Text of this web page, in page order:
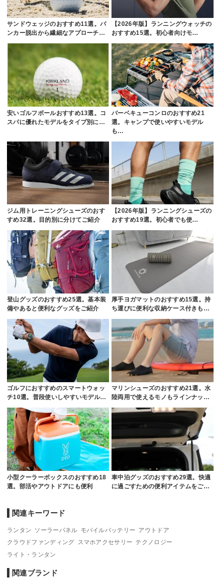
サンドウェッジのおすすめ11選。バ
ンカー脱出から繊細なアプローチ…
【2026年版】ランニングウォッチの
おすすめ15選。初心者向けモ…
安いゴルフボールおすすめ13選。コ
スパに優れたモデルをタイプ別に…
バーベキューコンロのおすすめ21
選。キャンプで使いやすいモデル
も…
ジム用トレーニングシューズのおす
すめ32選。目的別に分けてご紹介
【2026年版】ランニングシューズの
おすすめ19選。初心者でも使…
登山グッズのおすすめ25選。基本装
備やあると便利なグッズをご紹介
厚手ヨガマットのおすすめ15選。持
ち運びに便利な収納ケース付きも…
ゴルフにおすすめのスマートウォッ
チ10選。普段使いしやすいモデル…
マリンシューズのおすすめ21選。水
陸両用で使えるモノもラインナッ…
小型クーラーボックスのおすすめ18
選。部活やアウトドアにも便利
車中泊グッズのおすすめ29選。快適
に過ごすための便利アイテムをご…
関連キーワード
ランタン ソーラーパネル モバイルバッテリー アウトドア
クラウドファンディング スマホアクセサリー テクノロジー
ライト・ランタン
関連ブランド